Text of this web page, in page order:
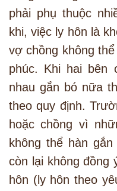
phải phụ thuộc
khi, việc ly hôn là
vợ chồng không
phúc. Khi hai bên
nhau gắn bó nữa
theo quy định.
hoặc chồng vì
không thể hàn
còn lại không
hôn (ly hôn theo